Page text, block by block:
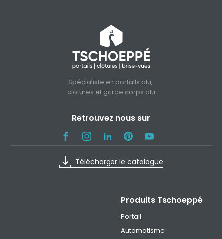
Spécialiste en portails alu,
clôtures et garde corps alu
Retrouvez nous sur
Télécharger le catalogue
Produits Tschoeppé
Portail
Automatisme